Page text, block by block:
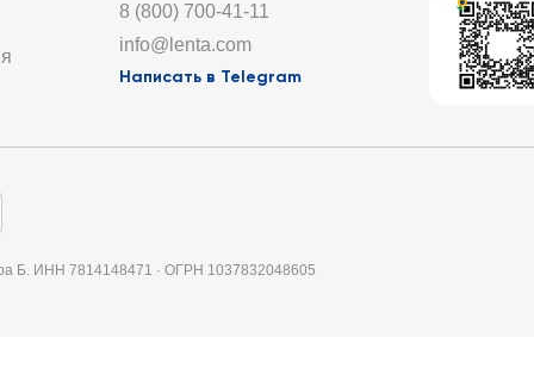
8 (800) 700-41-11
info@lenta.com
Написать в Telegram
Б. ИНН 7814148471 · ОГРН 1037832048605